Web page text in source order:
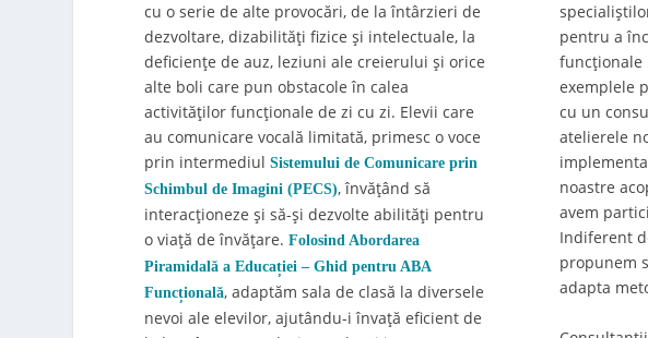
cu o serie de alte provocări, de la întârzieri de
dezvoltare, dizabilități fizice și intelectuale, la
deficiențe de auz, leziuni ale creierului și orice
alte boli care pun obstacole în calea
activităților funcționale de zi cu zi. Elevii care
au comunicare vocală limitată, primesc o voce
prin intermediul Sistemului de Comunicare prin
Schimbul de Imagini (PECS), învățând să
interacționeze și să-și dezvolte abilități pentru
o viață de învățare. Folosind Abordarea
Piramidală a Educației – Ghid pentru ABA
Funcțională, adaptăm sala de clasă la diversele
nevoi ale elevilor, ajutându-i învață eficient de
pentru a
funcționale
exemplele
cu un
atelierele
noastre
avem
Indiferent
propunem
adapta